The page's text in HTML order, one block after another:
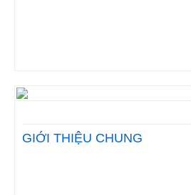
GIỚI THIỆU CHUNG